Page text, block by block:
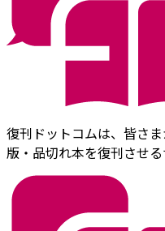
復刊ドットコムは、皆さ
版・品切れ本を復刊させる